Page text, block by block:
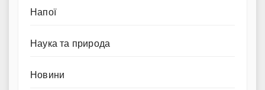
Напої
Наука та природа
Новини